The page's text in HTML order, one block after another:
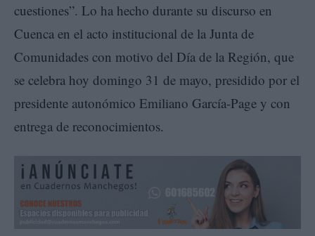
cuestiones”. Lo ha hecho durante su discurso en
Cuenca en el acto institucional de la Junta de
Comunidades con motivo del Día de la Región, que
se celebra hoy domingo 31 de mayo, presidido por el
presidente autonómico Emiliano García-Page y con
entrega de reconocimientos.